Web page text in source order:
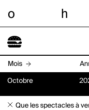
o h
Mois
Octobre
Que les spectacles à